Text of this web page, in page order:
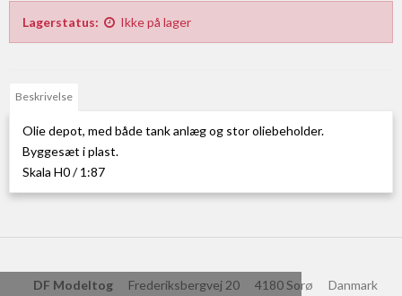
Lagerstatus: Ikke på lager
Beskrivelse
Olie depot, med både tank anlæg og stor oliebeholder.
Byggesæt i plast.
Skala H0 / 1:87
DF Modeltog Frederiksbergvej 20 4180 Sorø
Danmark